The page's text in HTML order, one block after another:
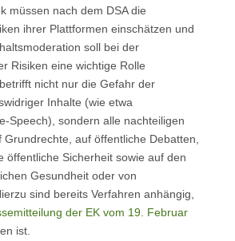
müssen nach dem DSA die
ihrer Plattformen einschätzen und
soll bei der
Risiken eine wichtige Rolle
nicht nur die Gefahr der
Inhalte (wie etwa
Speech), sondern alle nachteiligen
auf öffentliche Debatten,
öffentliche Sicherheit sowie auf den
Gesundheit oder von
sind bereits Verfahren anhängig,
der EK vom 19. Februar
ist.